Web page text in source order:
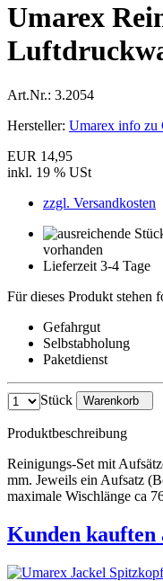
Umarex
Art.Nr.: 3.2054
Hersteller: Umarex info zu
EUR 14,95
inkl. 19 % USt
zzgl. Versandkosten
vorhanden
Lieferzeit 3-4 Tage
Für dieses Produkt stehen
Gefahrgut
Selbstabholung
Paketdienst
Stück Warenkorb
Produktbeschreibung
Reinigungs-Set mit
mm. Jeweils ein Aufsatz
maximale Wischlänge ca
Kunden kauften